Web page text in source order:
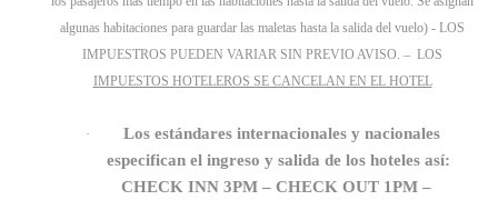
algunas habitaciones para guardar las maletas hasta la salida del vuelo) - LOS
IMPUESTROS PUEDEN VARIAR SIN PREVIO AVISO. – LOS
IMPUESTOS HOTELEROS SE CANCELAN EN EL HOTEL
·
Los estándares internacionales y nacionales
especifican el ingreso y salida de los hoteles así:
CHECK INN 3PM – CHECK OUT 1PM –